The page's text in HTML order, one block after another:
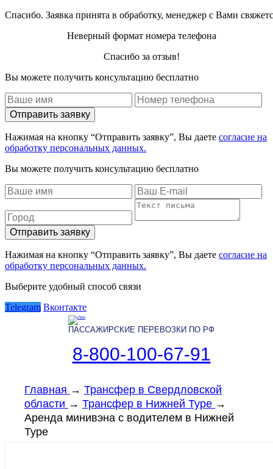
Спасибо. Заявка принята в обработку, менеджер с Вами
Неверный формат номера телефона
Спасибо за отзыв!
Вы можете получить консультацию бесплатно
Отправить заявку
Нажимая на кнопку “Отправить заявку”, Вы даете согласие на
обработку персональных данных.
Вы можете получить консультацию бесплатно
Отправить заявку
Нажимая на кнопку “Отправить заявку”, Вы даете согласие на
обработку персональных данных.
Выберите удобный способ связи
Telegram Вконтакте
ПАССАЖИРСКИЕ ПЕРЕВОЗКИ ПО РФ
8-800-100-67-91
Главная → Трансфер в Свердловской
области → Трансфер в Нижней Туре →
Аренда минивэна с водителем в Нижней
Туре